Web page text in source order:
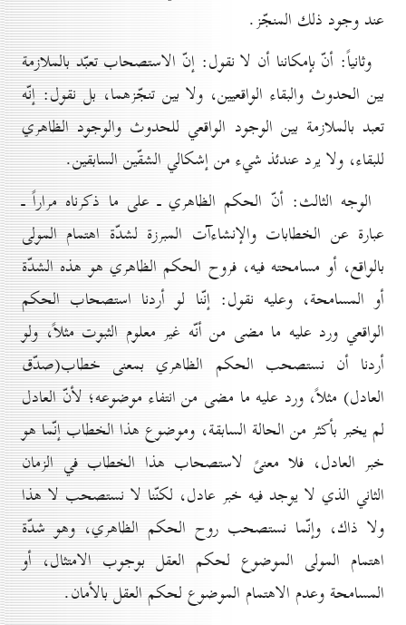
عند وجود ذلك المنجّز.
وثانياً: أنّ بإمكاننا أن لا نقول: إنّ الاستصحاب تعبّد بالملازمة
بين الحدوث والبقاء الواقعيين، ولا بين تنجّزهما، بل نقول: إنّه
تعبد بالملازمة بين الوجود الواقعي للحدوث والوجود الظاهري
للبقاء، ولا يرد عندئذ شيء من إشكالي الشقّين السابقين.
الوجه الثالث: أنّ الحكم الظاهري ـ على ما ذكرناه مراراً ـ
عبارة عن الخطابات والإنشاءآت المبرزة لشدّة اهتمام المولى
بالواقع، أو مسامحته فيه، فروح الحكم الظاهري هو هذه الشدّة
أو المسامحة، وعليه نقول: إنّنا لو أردنا استصحاب الحكم
الواقعي ورد عليه ما مضى من أنّه غير معلوم الثبوت مثلاً، ولو
أردنا أن نستصحب الحكم الظاهري بمعنى خطاب(صدّق
العادل) مثلاً، ورد عليه ما مضى من انتفاء موضوعه؛ لأنّ العادل
لم يخبر بأكثر من الحالة السابقة، وموضوع هذا الخطاب إنّما هو
خبر العادل، فلا معنىً لاستصحاب هذا الخطاب في الزمان
الثاني الذي لا يوجد فيه خبر عادل، لكنّنا لا نستصحب لا هذا
ولا ذاك، وإنّما نستصحب روح الحكم الظاهري، وهو شدّة
اهتمام المولى الموضوع لحكم العقل بوجوب الامتثال، أو
المسامحة وعدم الاهتمام الموضوع لحكم العقل بالأمان.